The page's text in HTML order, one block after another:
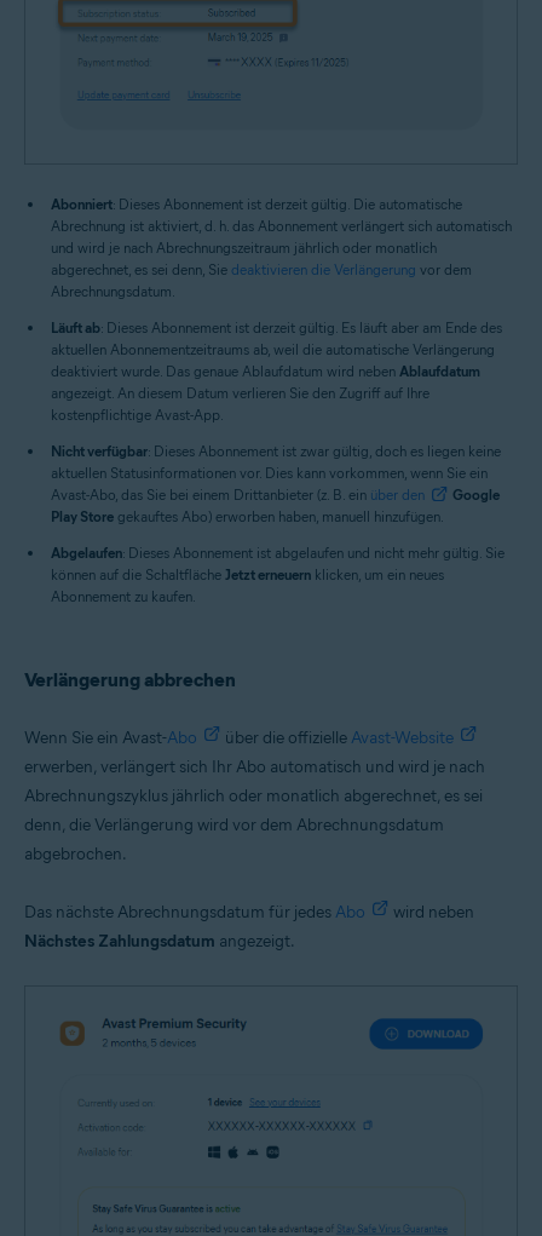
Abonniert: Dieses Abonnement ist derzeit gültig. Die automatische
Abrechnung ist aktiviert, d. h. das Abonnement verlängert sich automatisch
und wird je nach Abrechnungszeitraum jährlich oder monatlich
abgerechnet, es sei denn, Sie deaktivieren die Verlängerung vor dem
Abrechnungsdatum.
Läuft ab: Dieses Abonnement ist derzeit gültig. Es läuft aber am Ende des
aktuellen Abonnementzeitraums ab, weil die automatische Verlängerung
deaktiviert wurde. Das genaue Ablaufdatum wird neben Ablaufdatum
angezeigt. An diesem Datum verlieren Sie den Zugriff auf Ihre
kostenpflichtige Avast-App.
Nicht verfügbar: Dieses Abonnement ist zwar gültig, doch es liegen keine
aktuellen Statusinformationen vor. Dies kann vorkommen, wenn Sie ein
Avast-Abo, das Sie bei einem Drittanbieter (z. B. ein über den
Google
Play Store gekauftes Abo) erworben haben, manuell hinzufügen.
Abgelaufen: Dieses Abonnement ist abgelaufen und nicht mehr gültig. Sie
können auf die Schaltfläche Jetzt erneuern klicken, um ein neues
Abonnement zu kaufen.
Verlängerung abbrechen
Wenn Sie ein Avast-Abo über die offizielle Avast-Website
erwerben, verlängert sich Ihr Abo automatisch und wird je nach
Abrechnungszyklus jährlich oder monatlich abgerechnet, es sei
denn, die Verlängerung wird vor dem Abrechnungsdatum
abgebrochen.
Das nächste Abrechnungsdatum für jedes Abo
wird neben
Nächstes Zahlungsdatum angezeigt.